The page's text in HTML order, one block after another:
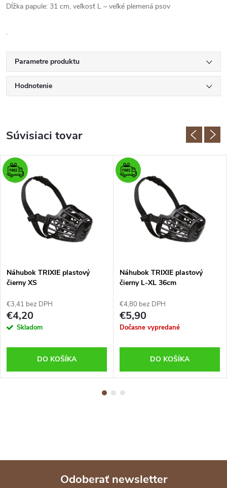
Dĺžka papule: 31 cm, veľkosť L – veľké plemená psov
.
Parametre produktu
Hodnotenie
Súvisiaci tovar
Náhubok TRIXIE plastový
čierny XS
€3,41 bez DPH
€4,20
Skladom
DO KOŠÍKA
Náhubok TRIXIE plastový
čierny L-XL 36cm
€4,80 bez DPH
€5,90
Dočasne vypredané
DO KOŠÍKA
Odoberať newsletter